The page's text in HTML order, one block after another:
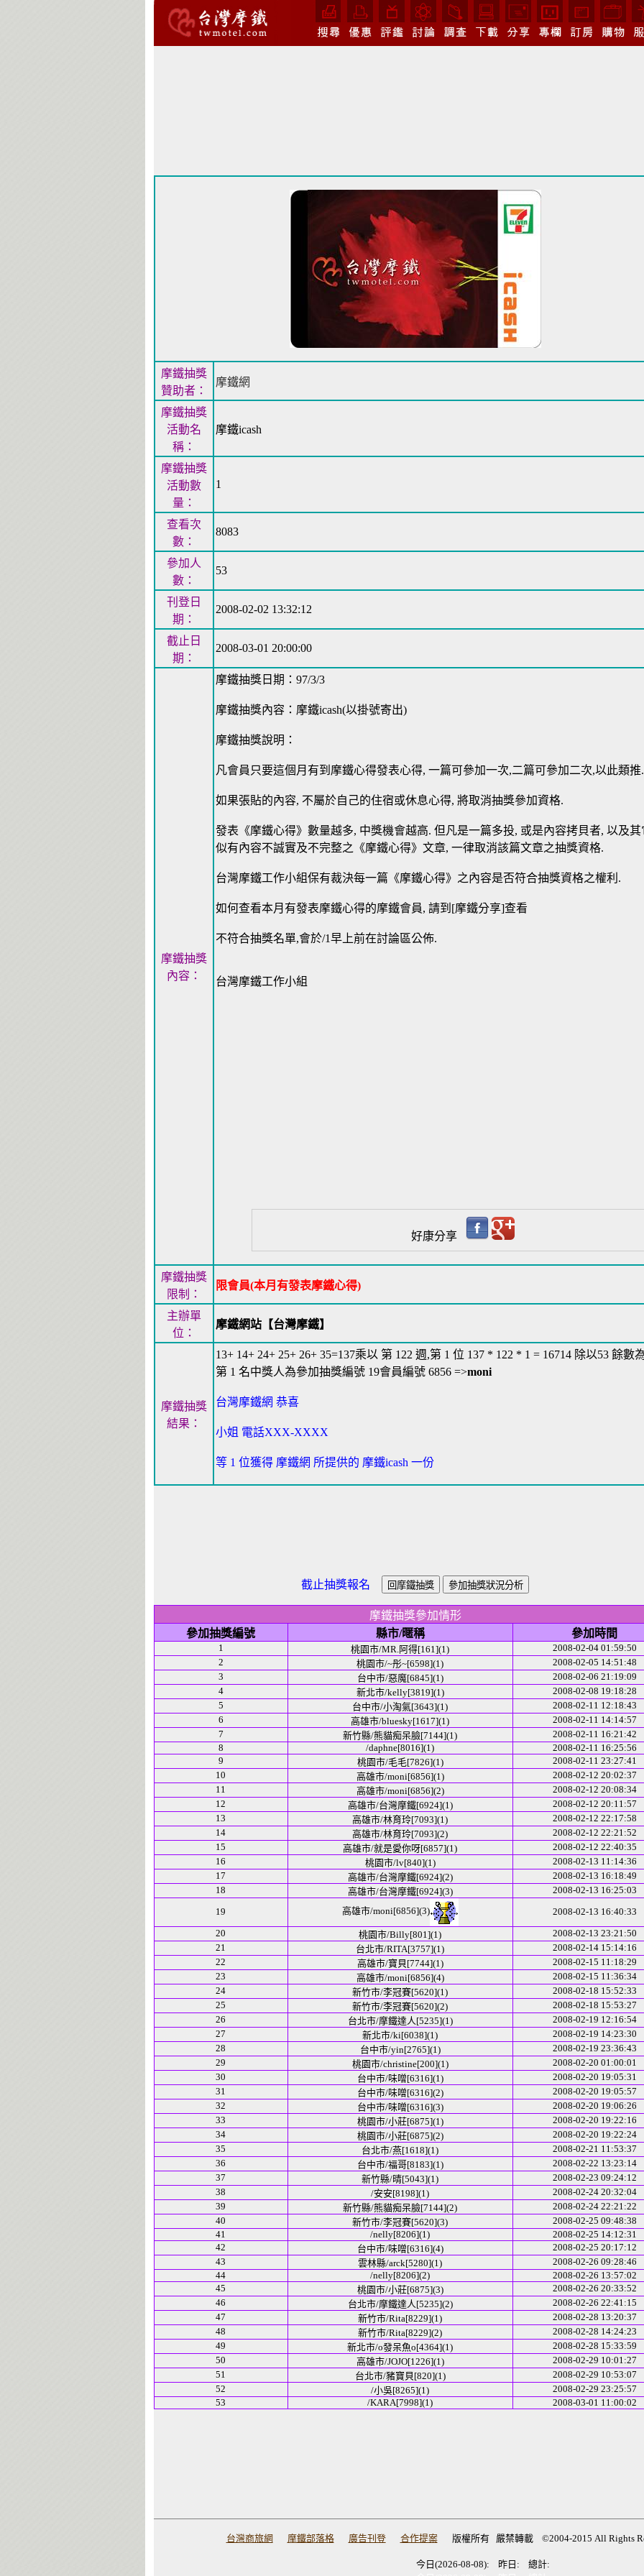
摩鐵抽獎
贊助者：
摩鐵網
摩鐵抽獎
活動名
稱：
摩鐵icash
摩鐵抽獎
活動數
量：
1
查看次
數：
8083
參加人
數：
53
刊登日
期：
2008-02-02 13:32:12
截止日
期：
2008-03-01 20:00:00
摩鐵抽獎
內容：
摩鐵抽獎日期：97/3/3
摩鐵抽獎內容：摩鐵icash(以掛號寄出)
摩鐵抽獎說明：
凡會員只要這個月有到摩鐵心得發表心得, 一篇可參加一次,二篇可參加二次,以此類推.
如果張貼的內容, 不屬於自己的住宿或休息心得, 將取消抽獎參加資格.
發表《摩鐵心得》數量越多, 中獎機會越高. 但凡是一篇多投, 或是內容拷貝者, 以及其
似有內容不誠實及不完整之《摩鐵心得》文章, 一律取消該篇文章之抽獎資格.
台灣摩鐵工作小組保有裁決每一篇《摩鐵心得》之內容是否符合抽獎資格之權利.
如何查看本月有發表摩鐵心得的摩鐵會員, 請到[摩鐵分享]查看
不符合抽獎名單,會於/1早上前在討論區公佈.
台灣摩鐵工作小組
好康分享
摩鐵抽獎
限制：
限會員(本月有發表摩鐵心得)
主辦單
位：
摩鐵網站【台灣摩鐵】
摩鐵抽獎
結果：
13+ 14+ 24+ 25+ 26+ 35=137乘以 第 122 週,第 1 位 137 * 122 * 1 = 16714 除以53 餘數
第 1 名中獎人為參加抽獎編號 19會員編號 6856 =>moni
台灣摩鐵網 恭喜
小姐 電話XXX-XXXX
等 1 位獲得 摩鐵網 所提供的 摩鐵icash 一份
截止抽獎報名
摩鐵抽獎參加情形
參加抽獎編號
縣市/暱稱 參加時間
1 桃園市/MR.阿得[161](1)
2008-02-04 01:59:50
2
桃園市/~彤~[6598](1)
2008-02-05 14:51:48
3
台中市/惡魔[6845](1)
2008-02-06 21:19:09
4
新北市/kelly[3819](1)
2008-02-08 19:18:28
5
台中市/小淘氣[3643](1)
2008-02-11 12:18:43
6
高雄市/bluesky[1617](1)
2008-02-11 14:14:57
7
新竹縣/熊貓痴呆臉[7144](1)
2008-02-11 16:21:42
8
/daphne[8016](1)
2008-02-11 16:25:56
9
桃園市/毛毛[7826](1)
2008-02-11 23:27:41
10
高雄市/moni[6856](1)
2008-02-12 20:02:37
11
高雄市/moni[6856](2)
2008-02-12 20:08:34
12
高雄市/台灣摩鐵[6924](1)
2008-02-12 20:11:57
13
高雄市/林育玲[7093](1)
2008-02-12 22:17:58
14
高雄市/林育玲[7093](2)
2008-02-12 22:21:52
15
高雄市/就是愛你呀[6857](1)
2008-02-12 22:40:35
16
桃園市/lv[840](1)
2008-02-13 11:14:36
17
高雄市/台灣摩鐵[6924](2)
2008-02-13 16:18:49
18
高雄市/台灣摩鐵[6924](3)
2008-02-13 16:25:03
19
高雄市/moni[6856](3)
2008-02-13 16:40:33
20
桃園市/Billy[801](1)
2008-02-13 23:21:50
21
台北市/RITA[3757](1)
2008-02-14 15:14:16
22
高雄市/寶貝[7744](1)
2008-02-15 11:18:29
23
高雄市/moni[6856](4)
2008-02-15 11:36:34
24
新竹市/李冠賽[5620](1)
2008-02-18 15:52:33
25
新竹市/李冠賽[5620](2)
2008-02-18 15:53:27
26
台北市/摩鐵達人[5235](1)
2008-02-19 12:16:54
27
新北市/ki[6038](1)
2008-02-19 14:23:30
28
台中市/yin[2765](1)
2008-02-19 23:36:43
29
桃園市/christine[200](1)
2008-02-20 01:00:01
30
台中市/味噌[6316](1)
2008-02-20 19:05:31
31
台中市/味噌[6316](2)
2008-02-20 19:05:57
32
台中市/味噌[6316](3)
2008-02-20 19:06:26
33
桃園市/小莊[6875](1)
2008-02-20 19:22:16
34
桃園市/小莊[6875](2)
2008-02-20 19:22:24
35
台北市/燕[1618](1)
2008-02-21 11:53:37
36
台中市/福哥[8183](1)
2008-02-22 13:23:14
37
新竹縣/晴[5043](1)
2008-02-23 09:24:12
38
/安安[8198](1)
2008-02-24 20:32:04
39
新竹縣/熊貓痴呆臉[7144](2)
2008-02-24 22:21:22
40
新竹市/李冠賽[5620](3)
2008-02-25 09:48:38
41
/nelly[8206](1)
2008-02-25 14:12:31
42
台中市/味噌[6316](4)
2008-02-25 20:17:12
43
雲林縣/arck[5280](1)
2008-02-26 09:28:46
44
/nelly[8206](2)
2008-02-26 13:57:02
45
桃園市/小莊[6875](3)
2008-02-26 20:33:52
46
台北市/摩鐵達人[5235](2)
2008-02-26 22:41:15
47
新竹市/Rita[8229](1)
2008-02-28 13:20:37
48
新竹市/Rita[8229](2)
2008-02-28 14:24:23
49
新北市/o發呆魚o[4364](1)
2008-02-28 15:33:59
50
高雄市/JOJO[1226](1)
2008-02-29 10:01:27
51
台北市/豬寶貝[820](1)
2008-02-29 10:53:07
52
/小吳[8265](1)
2008-02-29 23:25:57
53
/KARA[7998](1) 2008-03-01 11:00:02
台灣商旅網 摩鐵部落格 廣告刊登 合作提案 版權所有 嚴禁轉載 ©2004-2015 All Rights
今日(2026-08-08): 昨日: 總計: